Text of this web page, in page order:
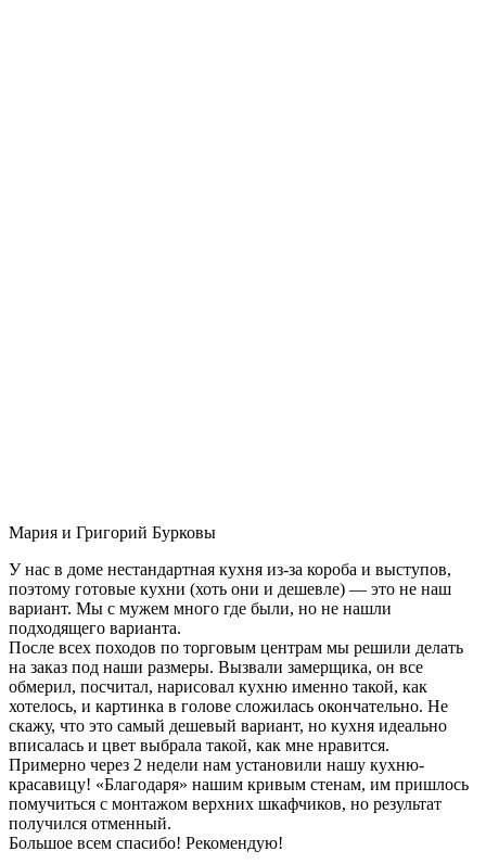
Мария и Григорий Бурковы
У нас в доме нестандартная кухня из-за короба и выступов,
поэтому готовые кухни (хоть они и дешевле) — это не наш
вариант. Мы с мужем много где были, но не нашли
подходящего варианта.
После всех походов по торговым центрам мы решили делать
на заказ под наши размеры. Вызвали замерщика, он все
обмерил, посчитал, нарисовал кухню именно такой, как
хотелось, и картинка в голове сложилась окончательно. Не
скажу, что это самый дешевый вариант, но кухня идеально
вписалась и цвет выбрала такой, как мне нравится.
Примерно через 2 недели нам установили нашу кухню-
красавицу! «Благодаря» нашим кривым стенам, им пришлось
помучиться с монтажом верхних шкафчиков, но результат
получился отменный.
Большое всем спасибо! Рекомендую!